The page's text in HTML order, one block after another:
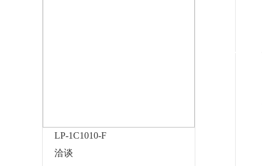
LP-1C1010-F
洽谈